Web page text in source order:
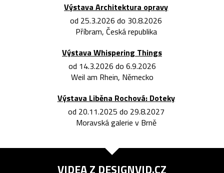
Výstava Architektura opravy
od 25.3.2026 do 30.8.2026
Příbram, Česká republika
Výstava Whispering Things
od 14.3.2026 do 6.9.2026
Weil am Rhein, Německo
Výstava Liběna Rochová: Doteky
od 20.11.2025 do 29.8.2027
Moravská galerie v Brně
VIDEA Z DESIGNVID.CZ